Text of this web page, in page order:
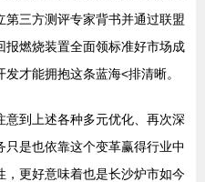
三方测评专家背书并通过联盟
燃烧装置全面领标准好市场成
才能拥抱这条蓝海<排清晰。
到上述各种多元优化、再次深
是也依靠这个变革赢得行业中
更好意味着也是长沙炉市如今